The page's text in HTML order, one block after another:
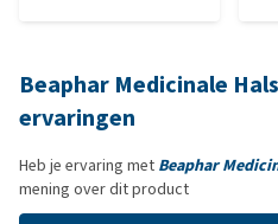
Beaphar Medicinale
ervaringen
Heb je ervaring met Beaphar
mening over dit product